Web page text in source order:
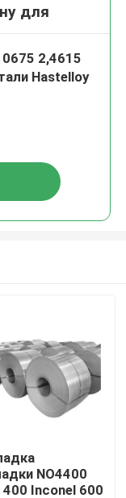
для
2,4615
Hastelloy
NO4400
400 Inconel 600